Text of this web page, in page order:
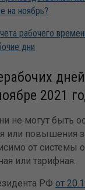
на ноябрь?
рабочего
дни
2021
не могут быть
или повышения
от системы
или тарифная.
РФ от